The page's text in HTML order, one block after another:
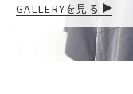
GALLERYを見る